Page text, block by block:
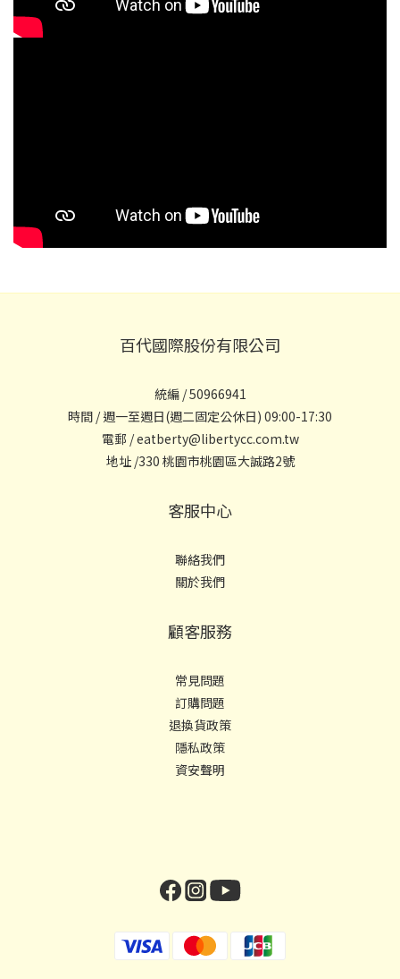
百代國際股份有限公司
統編 / 50966941
時間 / 週一至週日(週二固定公休日) 09:00-17:30
電郵 / eatberty@libertycc.com.tw
地址 /330 桃園市桃園區大誠路2號
客服中心
聯絡我們
關於我們
顧客服務
常見問題
訂購問題
退換貨政策
隱私政策
資安聲明